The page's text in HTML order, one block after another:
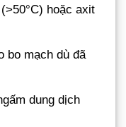
hoặc axit
bo mạch dù đã
dung dịch